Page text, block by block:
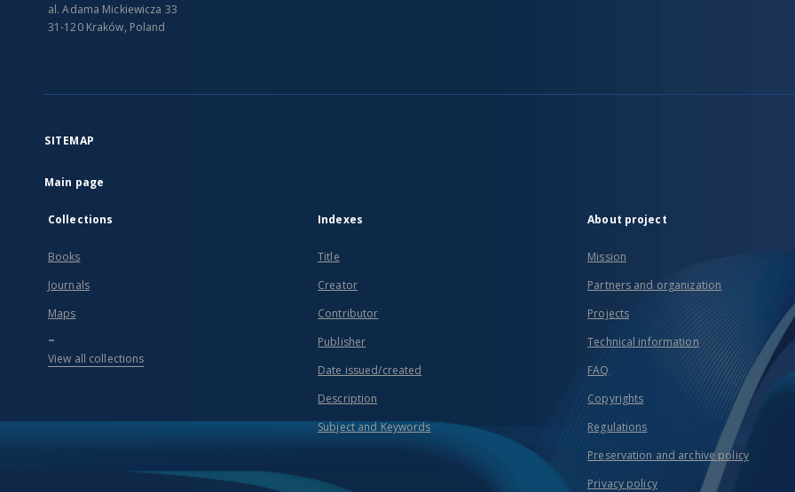
al. Adama Mickiewicza 33
31-120 Kraków, Poland
SITEMAP
Main page
Collections
Books
Journals
Maps
...
View all collections
Indexes
Title
Creator
Contributor
Publisher
Date issued/created
Description
Subject and Keywords
About project
Mission
Partners and organization
Projects
Technical information
FAQ
Copyrights
Regulations
Preservation and archive policy
Privacy policy